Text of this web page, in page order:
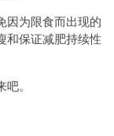
因为限食而出现的
和保证减肥持续性
。